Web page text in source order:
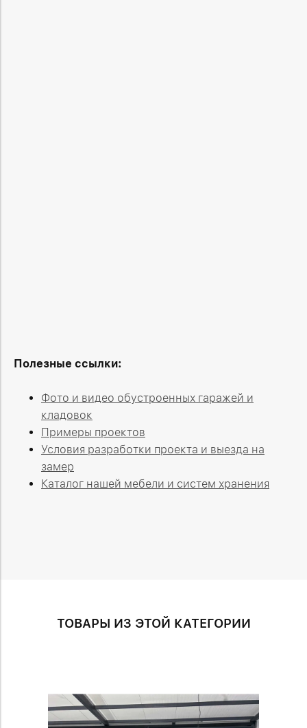
Полезные ссылки:
Фото и видео обустроенных гаражей и
кладовок
Примеры проектов
Условия разработки проекта и выезда на
замер
Каталог нашей мебели и систем хранения
ТОВАРЫ ИЗ ЭТОЙ КАТЕГОРИИ